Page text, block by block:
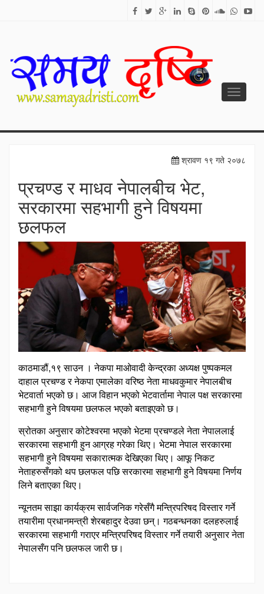
Best News Site from Nepal
Toggle
श्रावण १९ गते २०७८
प्रचण्ड र माधव नेपालबीच भेट,
सरकारमा सहभागी हुने विषयमा
छलफल
काठमाडौं,१९ साउन । नेकपा माओवादी केन्द्रका अध्यक्ष पुष्पकमल
दाहाल प्रचण्ड र नेकपा एमालेका वरिष्ठ नेता माधवकुमार नेपालबीच
भेटवार्ता भएको छ। आज विहान भएको भेटवार्तामा नेपाल पक्ष सरकारमा
सहभागी हुने विषयमा छलफल भएको बताइएको छ।
स्रोतका अनुसार कोटेश्वरमा भएको भेटमा प्रचण्डले नेता नेपाललाई
सरकारमा सहभागी हुन आग्रह गरेका थिए। भेटमा नेपाल सरकारमा
सहभागी हुने विषयमा सकारात्मक देखिएका थिए। आफू निकट
नेताहरुसँगको थप छलफल पछि सरकारमा सहभागी हुने विषयमा निर्णय
लिने बताएका थिए।
न्यूनतम साझा कार्यक्रम सार्वजनिक गरेसँगै मन्त्रिपरिषद विस्तार गर्ने
तयारीमा प्रधानमन्त्री शेरबहादुर देउवा छन्। गठबन्धनका दलहरुलाई
सरकारमा सहभागी गराएर मन्त्रिपरिषद विस्तार गर्ने तयारी अनुसार नेता
नेपालसँग पनि छलफल जारी छ।